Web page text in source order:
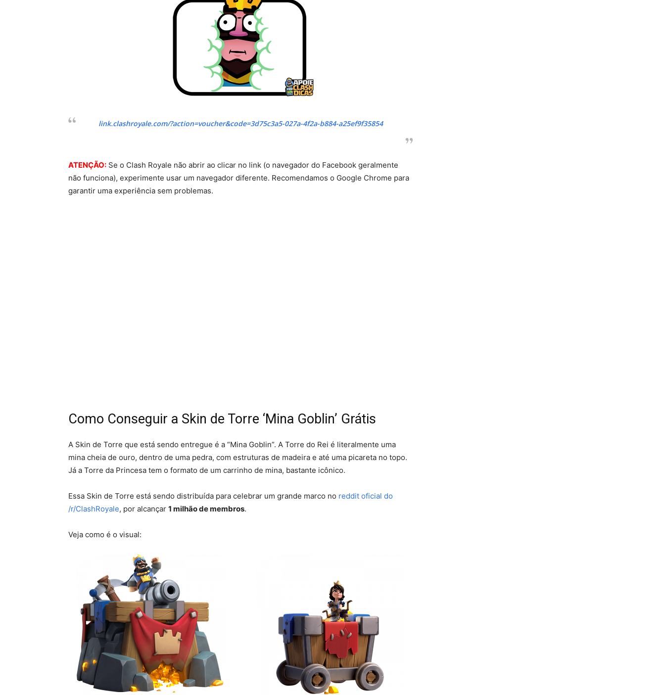
link.clashroyale.com/?action=voucher&code=3d75c3a5-027a-4f2a-b884-a25ef9f35854
ATENÇÃO: Se o Clash Royale não abrir ao clicar no link (o navegador do Facebook geralmente
não funciona), experimente usar um navegador diferente. Recomendamos o Google Chrome para
garantir uma experiência sem problemas.
Como Conseguir a Skin de Torre ‘Mina Goblin’ Grátis
A Skin de Torre que está sendo entregue é a “Mina Goblin”. A Torre do Rei é literalmente uma
mina cheia de ouro, dentro de uma pedra, com estruturas de madeira e até uma picareta no topo.
Já a Torre da Princesa tem o formato de um carrinho de mina, bastante icônico.
Essa Skin de Torre está sendo distribuída para celebrar um grande marco no reddit oficial do
/r/ClashRoyale, por alcançar 1 milhão de membros.
Veja como é o visual: